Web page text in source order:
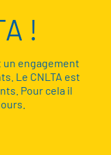
!
un engagement
Le CNLTA est
Pour cela il